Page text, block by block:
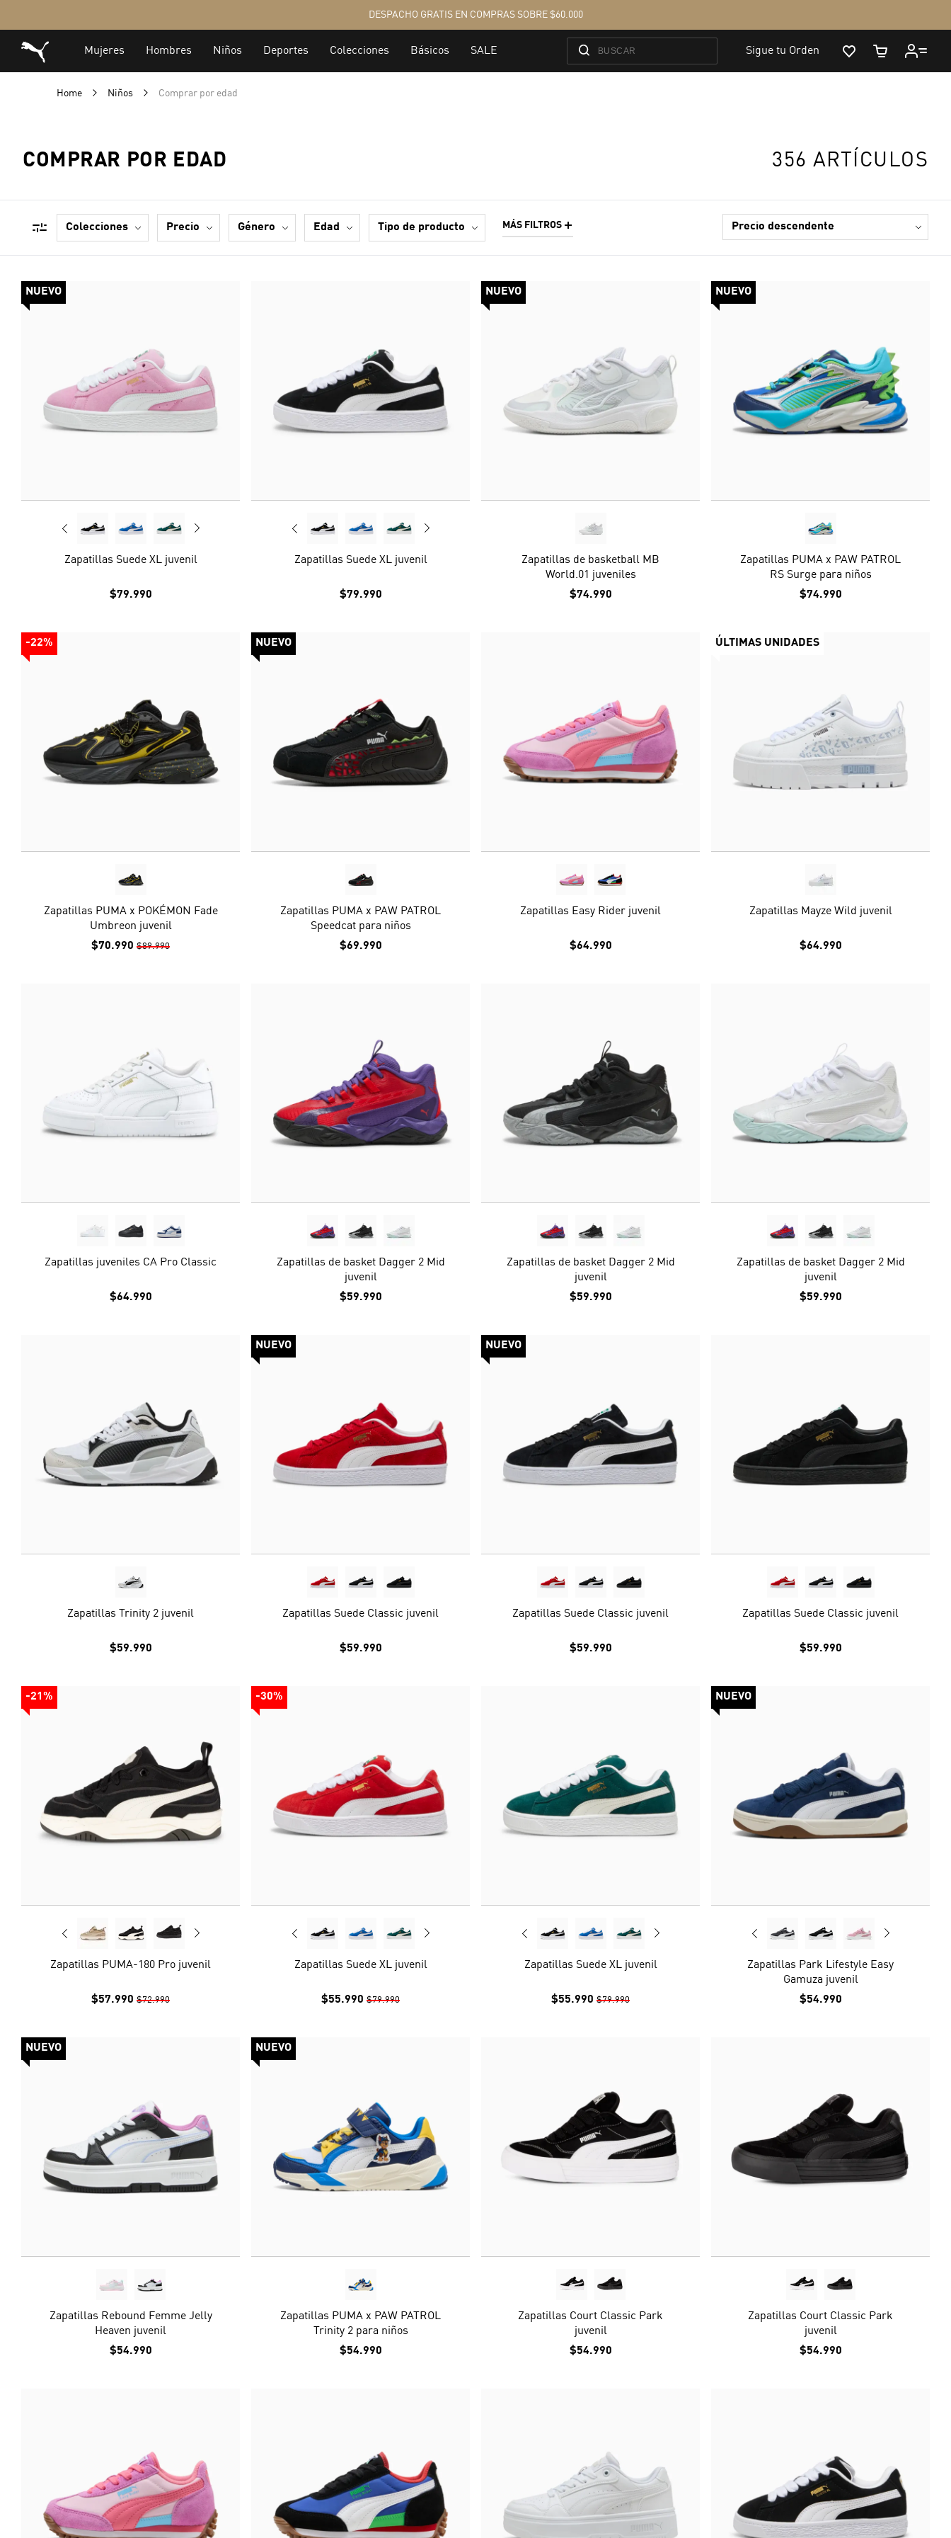
Home Niños Comprar por edad
COMPRAR POR EDAD 356 ARTÍCULOS
colecciones precio género edad tipo de producto MÁS FILTROS
NUEVO
Zapatillas Suede XL juvenil
$79.990
Zapatillas Suede XL juvenil
$79.990
NUEVO
Zapatillas de basketball MB
World.01 juveniles
$74.990
NUEVO
Zapatillas PUMA x PAW PATROL
RS Surge para niños
$74.990
-22%
Zapatillas PUMA x POKÉMON Fade
Umbreon juvenil
$70.990 $89.990
NUEVO
Zapatillas PUMA x PAW PATROL
Speedcat para niños
$69.990
Zapatillas Easy Rider juvenil
$64.990
ÚLTIMAS UNIDADES
Zapatillas Mayze Wild juvenil
$64.990
Zapatillas juveniles CA Pro Classic
$64.990
Zapatillas de basket Dagger 2 Mid
juvenil
$59.990
Zapatillas de basket Dagger 2 Mid
juvenil
$59.990
Zapatillas de basket Dagger 2 Mid
juvenil
$59.990
Zapatillas Trinity 2 juvenil
$59.990
NUEVO
Zapatillas Suede Classic juvenil
$59.990
NUEVO
Zapatillas Suede Classic juvenil
$59.990
Zapatillas Suede Classic juvenil
$59.990
-21%
Zapatillas PUMA-180 Pro juvenil
$57.990 $72.990
-30%
Zapatillas Suede XL juvenil
$55.990 $79.990
Zapatillas Suede XL juvenil
$55.990 $79.990
NUEVO
Zapatillas Park Lifestyle Easy
Gamuza juvenil
$54.990
NUEVO
Zapatillas Rebound Femme Jelly
Heaven juvenil
$54.990
NUEVO
Zapatillas PUMA x PAW PATROL
Trinity 2 para niños
$54.990
Zapatillas Court Classic Park
juvenil
$54.990
Zapatillas Court Classic Park
juvenil
$54.990